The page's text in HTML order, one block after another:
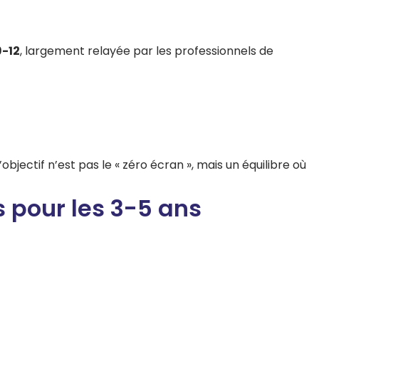
12, largement relayée par les professionnels de
n’est pas le « zéro écran », mais un équilibre où
pour les 3-5 ans